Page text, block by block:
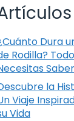
Dura
Rodilla?
Saber
la
Viaje
Vida